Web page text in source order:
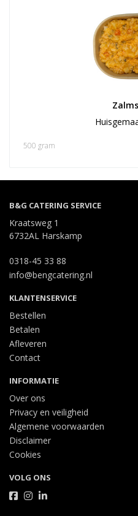
500 gram
B&G CATERING SERVICE
Kraatsweg 1
6732AL Harskamp
0318-45 33 88
info@bengcatering.nl
KLANTENSERVICE
Bestellen
Betalen
Afleveren
Contact
INFORMATIE
Over ons
Privacy en veiligheid
Algemene voorwaarden
Disclaimer
Cookies
VOLG ONS